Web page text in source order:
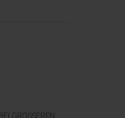
GRÖSSEREN